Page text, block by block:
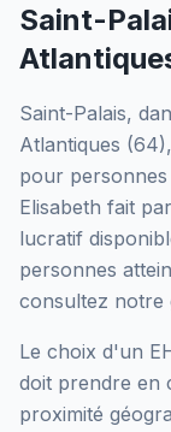
Saint-
Saint-Palais,
Atlantiques (64
pour personnes
Elisabeth fait
lucratif
personnes
consultez notre
Le choix d'un
doit prendre en
proximité